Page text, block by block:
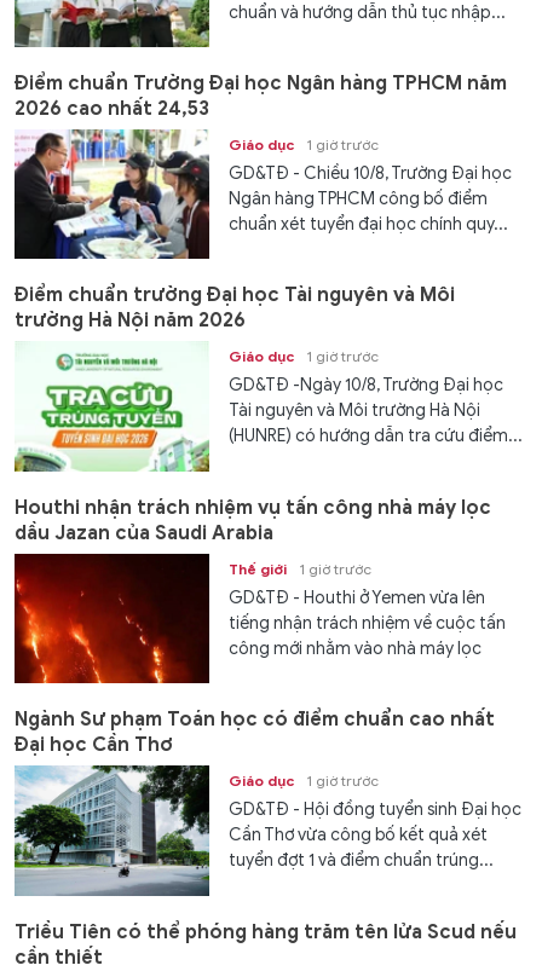
chuẩn và hướng dẫn thủ tục nhập...
Điểm chuẩn Trường Đại học Ngân hàng TPHCM năm
2026 cao nhất 24,53
Giáo dục 1 giờ trước
GD&TĐ - Chiều 10/8, Trường Đại học
Ngân hàng TPHCM công bố điểm
chuẩn xét tuyển đại học chính quy...
Điểm chuẩn trường Đại học Tài nguyên và Môi
trường Hà Nội năm 2026
Giáo dục 1 giờ trước
GD&TĐ -Ngày 10/8, Trường Đại học
Tài nguyên và Môi trường Hà Nội
(HUNRE) có hướng dẫn tra cứu điểm...
Houthi nhận trách nhiệm vụ tấn công nhà máy lọc
dầu Jazan của Saudi Arabia
Thế giới 1 giờ trước
GD&TĐ - Houthi ở Yemen vừa lên
tiếng nhận trách nhiệm về cuộc tấn
công mới nhằm vào nhà máy lọc
Ngành Sư phạm Toán học có điểm chuẩn cao nhất
Đại học Cần Thơ
Giáo dục 1 giờ trước
GD&TĐ - Hội đồng tuyển sinh Đại học
Cần Thơ vừa công bố kết quả xét
tuyển đợt 1 và điểm chuẩn trúng...
Triều Tiên có thể phóng hàng trăm tên lửa Scud nếu
cần thiết